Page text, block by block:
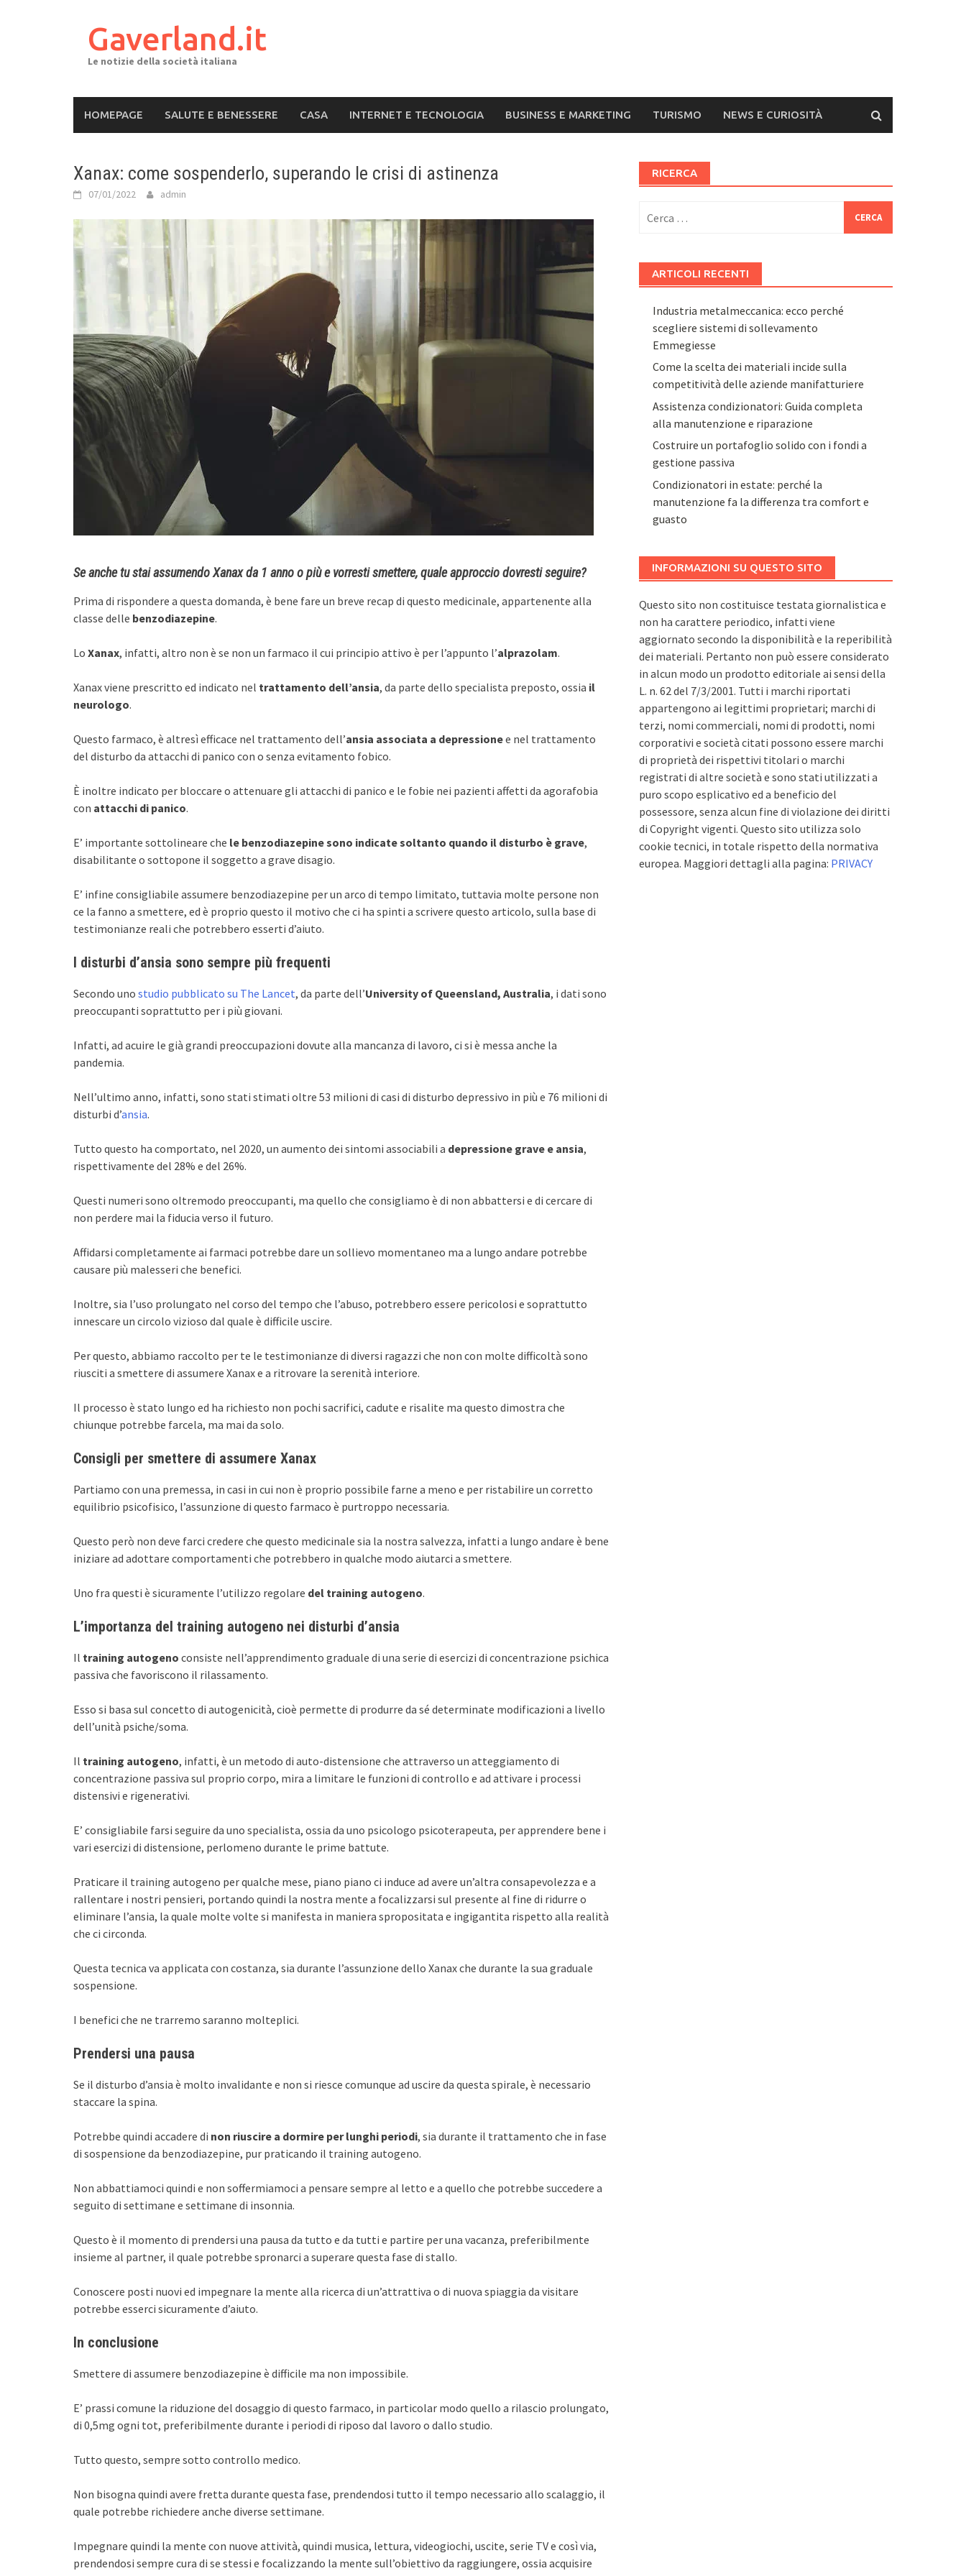
Gaverland.it
Le notizie della società italiana
HOMEPAGE SALUTE E BENESSERE CASA INTERNET E TECNOLOGIA BUSINESS E MARKETING TURISMO NEWS E CURIOSITÀ
Xanax: come sospenderlo, superando le crisi di astinenza
07/01/2022 admin
Se anche tu stai assumendo Xanax da 1 anno o più e vorresti smettere, quale approccio dovresti seguire?
Prima di rispondere a questa domanda, è bene fare un breve recap di questo medicinale, appartenente alla
classe delle benzodiazepine.
Lo Xanax, infatti, altro non è se non un farmaco il cui principio attivo è per l’appunto l’alprazolam.
Xanax viene prescritto ed indicato nel trattamento dell’ansia, da parte dello specialista preposto, ossia il
neurologo.
Questo farmaco, è altresì efficace nel trattamento dell’ansia associata a depressionee nel trattamento
del disturbo da attacchi di panico con o senza evitamento fobico.
È inoltre indicato per bloccare o attenuare gli attacchi di panico e le fobie nei pazienti affetti da agorafobia
con attacchi di panico.
E’ importante sottolineare che le benzodiazepine sono indicate soltanto quando il disturbo è grave,
disabilitante o sottopone il soggetto a grave disagio.
E’ infine consigliabile assumere benzodiazepine per un arco di tempo limitato, tuttavia molte persone non
ce la fanno a smettere, ed è proprio questo il motivo che ci ha spinti a scrivere questo articolo, sulla base di
testimonianze reali che potrebbero esserti d’aiuto.
I disturbi d’ansia sono sempre più frequenti
Secondo uno studio pubblicato su The Lancet, da parte dell’University of Queensland, Australia, i dati sono
preoccupanti soprattutto per i più giovani.
Infatti, ad acuire le già grandi preoccupazioni dovute alla mancanza di lavoro, ci si è messa anche la
pandemia.
Nell’ultimo anno, infatti, sono stati stimati oltre 53 milioni di casi di disturbo depressivo in più e 76 milioni di
disturbi d’ansia.
Tutto questo ha comportato, nel 2020, un aumento dei sintomi associabili a depressione grave e ansia,
rispettivamente del 28% e del 26%.
Questi numeri sono oltremodo preoccupanti, ma quello che consigliamo è di non abbattersi e di cercare di
non perdere mai la fiducia verso il futuro.
Affidarsi completamente ai farmaci potrebbe dare un sollievo momentaneo ma a lungo andare potrebbe
causare più malesseri che benefici.
Inoltre, sia l’uso prolungato nel corso del tempo che l’abuso, potrebbero essere pericolosi e soprattutto
innescare un circolo vizioso dal quale è difficile uscire.
Per questo, abbiamo raccolto per te le testimonianze di diversi ragazzi che non con molte difficoltà sono
riusciti a smettere di assumere Xanax e a ritrovare la serenità interiore.
Il processo è stato lungo ed ha richiesto non pochi sacrifici, cadute e risalite ma questo dimostra che
chiunque potrebbe farcela, ma mai da solo.
Consigli per smettere di assumere Xanax
Partiamo con una premessa, in casi in cui non è proprio possibile farne a meno e per ristabilire un corretto
equilibrio psicofisico, l’assunzione di questo farmaco è purtroppo necessaria.
Questo però non deve farci credere che questo medicinale sia la nostra salvezza, infatti a lungo andare è bene
iniziare ad adottare comportamenti che potrebbero in qualche modo aiutarci a smettere.
Uno fra questi è sicuramente l’utilizzo regolare del training autogeno.
L’importanza del training autogeno nei disturbi d’ansia
Il training autogeno consiste nell’apprendimento graduale di una serie di esercizi di concentrazione psichica
passiva che favoriscono il rilassamento.
Esso si basa sul concetto di autogenicità, cioè permette di produrre da sé determinate modificazioni a livello
dell’unità psiche/soma.
Il training autogeno, infatti, è un metodo di auto-distensione che attraverso un atteggiamento di
concentrazione passiva sul proprio corpo, mira a limitare le funzioni di controllo e ad attivare i processi
distensivi e rigenerativi.
E’ consigliabile farsi seguire da uno specialista, ossia da uno psicologo psicoterapeuta, per apprendere bene i
vari esercizi di distensione, perlomeno durante le prime battute.
Praticare il training autogeno per qualche mese, piano piano ci induce ad avere un’altra consapevolezza e a
rallentare i nostri pensieri, portando quindi la nostra mente a focalizzarsi sul presente al fine di ridurre o
eliminare l’ansia, la quale molte volte si manifesta in maniera spropositata e ingigantita rispetto alla realità
che ci circonda.
Questa tecnica va applicata con costanza, sia durante l’assunzione dello Xanax che durante la sua graduale
sospensione.
I benefici che ne trarremo saranno molteplici.
Prendersi una pausa
Se il disturbo d’ansia è molto invalidante e non si riesce comunque ad uscire da questa spirale, è necessario
staccare la spina.
Potrebbe quindi accadere di non riuscire a dormire per lunghi periodi, sia durante il trattamento che in fase
di sospensione da benzodiazepine, pur praticando il training autogeno.
Non abbattiamoci quindi e non soffermiamoci a pensare sempre al letto e a quello che potrebbe succedere a
seguito di settimane e settimane di insonnia.
Questo è il momento di prendersi una pausa da tutto e da tutti e partire per una vacanza, preferibilmente
insieme al partner, il quale potrebbe spronarci a superare questa fase di stallo.
Conoscere posti nuovi ed impegnare la mente alla ricerca di un’attrattiva o di nuova spiaggia da visitare
potrebbe esserci sicuramente d’aiuto.
In conclusione
Smettere di assumere benzodiazepine è difficile ma non impossibile.
E’ prassi comune la riduzione del dosaggio di questo farmaco, in particolar modo quello a rilascio prolungato,
di 0,5mg ogni tot, preferibilmente durante i periodi di riposo dal lavoro o dallo studio.
Tutto questo, sempre sotto controllo medico.
Non bisogna quindi avere fretta durante questa fase, prendendosi tutto il tempo necessario allo scalaggio, il
quale potrebbe richiedere anche diverse settimane.
Impegnare quindi la mente con nuove attività, quindi musica, lettura, videogiochi, uscite, serie TV e così via,
prendendosi sempre cura di se stessi e focalizzando la mente sull’obiettivo da raggiungere, ossia acquisire
RICERCA
per:
ARTICOLI RECENTI
Industria metalmeccanica: ecco perché
scegliere sistemi di sollevamento
Emmegiesse
Come la scelta dei materiali incide sulla
competitività delle aziende manifatturiere
Assistenza condizionatori: Guida completa
alla manutenzione e riparazione
Costruire un portafoglio solido con i fondi a
gestione passiva
Condizionatori in estate: perché la
manutenzione fa la differenza tra comfort e
guasto
INFORMAZIONI SU QUESTO SITO
Questo sito non costituisce testata giornalistica e
non ha carattere periodico, infatti viene
aggiornato secondo la disponibilità e la reperibilità
dei materiali. Pertanto non può essere considerato
in alcun modo un prodotto editoriale ai sensi della
L. n. 62 del 7/3/2001. Tutti i marchi riportati
appartengono ai legittimi proprietari; marchi di
terzi, nomi commerciali, nomi di prodotti, nomi
corporativi e società citati possono essere marchi
di proprietà dei rispettivi titolari o marchi
registrati di altre società e sono stati utilizzati a
puro scopo esplicativo ed a beneficio del
possessore, senza alcun fine di violazione dei diritti
di Copyright vigenti. Questo sito utilizza solo
cookie tecnici, in totale rispetto della normativa
europea. Maggiori dettagli alla pagina: PRIVACY